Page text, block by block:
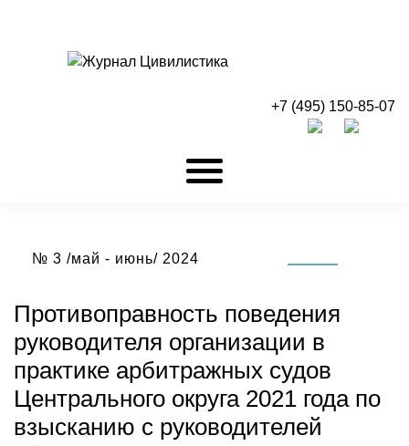
+7 (495) 150-85-07
№ 3 /май - июнь/ 2024
Противоправность поведения
руководителя организации в
практике арбитражных судов
Центрального округа 2021 года по
взысканию с руководителей